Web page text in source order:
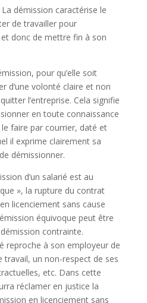
La démission caractérise le
de travailler pour
et donc de mettre fin à son
pour qu’elle soit
d’une volonté claire et non
l’entreprise. Cela signifie
en toute connaissance
faire par courrier, daté et
il exprime clairement sa
démissionner.
d’un salarié est au
», la rupture du contrat
licenciement sans cause
équivoque peut être
contrainte.
reproche à son employeur de
travail, un non-respect de ses
etc. Dans cette
réclamer en justice la
en licenciement sans